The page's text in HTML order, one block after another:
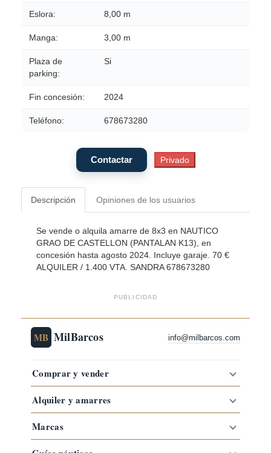
Eslora: 8,00 m
Manga: 3,00 m
Plaza de
parking:
Si
Fin concesión: 2024
Teléfono: 678673280
Descripción Opiniones de los usuarios
Se vende o alquila amarre de 8x3 en NAUTICO
GRAO DE CASTELLON (PANTALAN K13), en
concesión hasta agosto 2024. Incluye garaje. 70 €
ALQUILER / 1.400 VTA. SANDRA 678673280
PUBLICIDAD
MB MilBarcos info@milbarcos.com
Comprar y vender
Alquiler y amarres
Marcas